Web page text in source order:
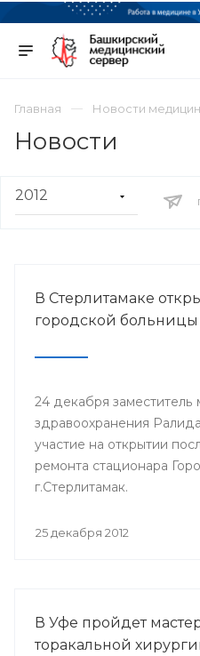
Главная Новости
Новости
В Стерлитамаке
городской больницы
24 декабря заместитель
здравоохранения
участие на открытии
ремонта стационара
г.Стерлитамак.
25 декабря 2012
В Уфе пройдет
торакальной